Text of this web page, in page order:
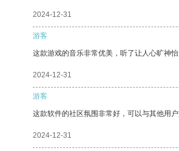
2024-12-31
游客
这款游戏的音乐非常优美，听了让人心旷神怡
2024-12-31
游客
这款软件的社区氛围非常好，可以与其他用户
2024-12-31